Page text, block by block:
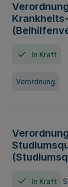
In Kraft
Verordnung
In Kraft